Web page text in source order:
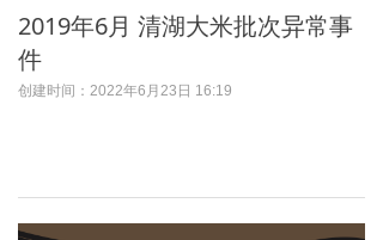
2019年6月 清湖大米批次异常事
件
创建时间： 2022年6月23日 16:19